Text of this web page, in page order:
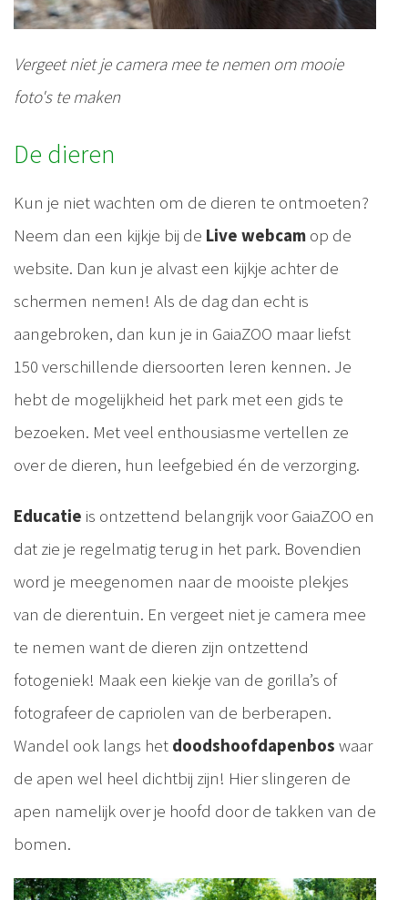
Vergeet niet je camera mee te nemen om mooie
foto's te maken
De dieren
Kun je niet wachten om de dieren te ontmoeten?
Neem dan een kijkje bij de Live webcam op de
website. Dan kun je alvast een kijkje achter de
schermen nemen! Als de dag dan echt is
aangebroken, dan kun je in GaiaZOO maar liefst
150 verschillende diersoorten leren kennen. Je
hebt de mogelijkheid het park met een gids te
bezoeken. Met veel enthousiasme vertellen ze
over de dieren, hun leefgebied én de verzorging.
Educatie is ontzettend belangrijk voor GaiaZOO en
dat zie je regelmatig terug in het park. Bovendien
word je meegenomen naar de mooiste plekjes
van de dierentuin. En vergeet niet je camera mee
te nemen want de dieren zijn ontzettend
fotogeniek! Maak een kiekje van de gorilla’s of
fotografeer de capriolen van de berberapen.
Wandel ook langs het doodshoofdapenbos waar
de apen wel heel dichtbij zijn! Hier slingeren de
apen namelijk over je hoofd door de takken van de
bomen.